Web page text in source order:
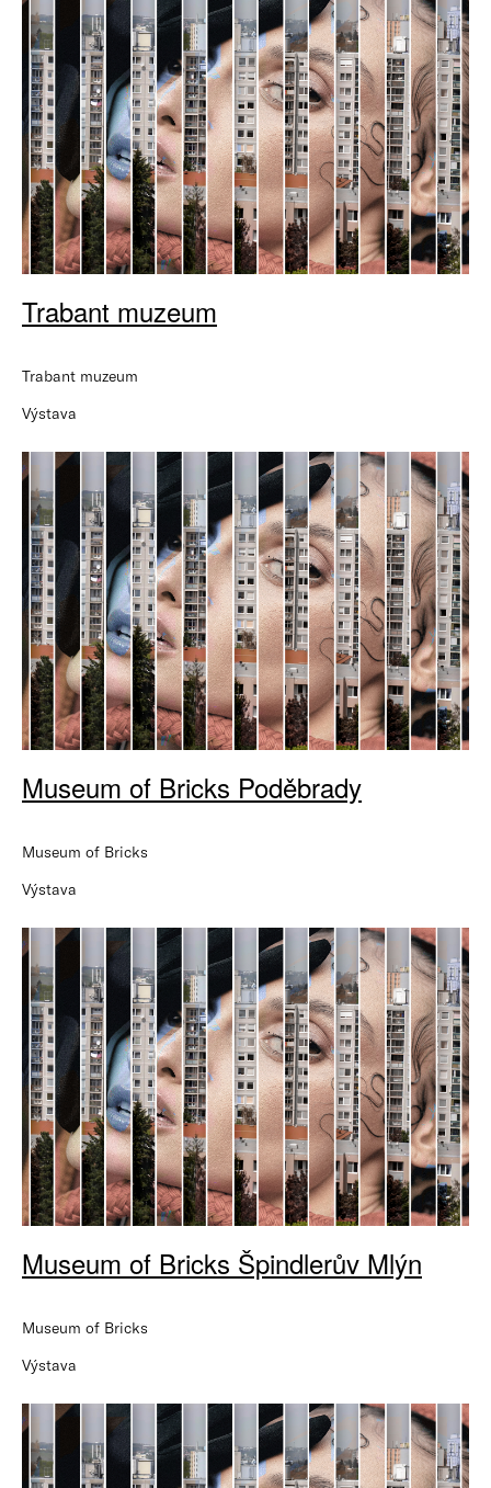
Trabant muzeum
Trabant muzeum
Výstava
Museum of Bricks Poděbrady
Museum of Bricks
Výstava
Museum of Bricks Špindlerův Mlýn
Museum of Bricks
Výstava